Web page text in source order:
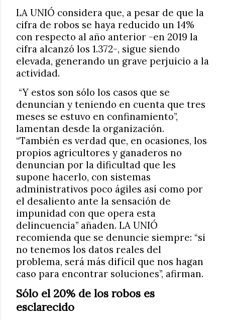
LA UNIÓ considera que, a pesar de que la
cifra de robos se haya reducido un 14%
con respecto al año anterior -en 2019 la
cifra alcanzó los 1.372-, sigue siendo
elevada, generando un grave perjuicio a la
actividad.
“Y estos son sólo los casos que se
denuncian y teniendo en cuenta que tres
meses se estuvo en confinamiento”,
lamentan desde la organización.
“También es verdad que, en ocasiones, los
propios agricultores y ganaderos no
denuncian por la dificultad que les
supone hacerlo, con sistemas
administrativos poco ágiles así como por
el desaliento ante la sensación de
impunidad con que opera esta
delincuencia” añaden. LA UNIÓ
recomienda que se denuncie siempre: “si
no tenemos los datos reales del
problema, será más difícil que nos hagan
caso para encontrar soluciones”, afirman.
Sólo el 20% de los robos es
esclarecido